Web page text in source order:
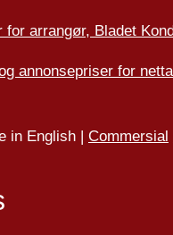
for arrangør, Bladet
annonsepriser for
in English | Commersial